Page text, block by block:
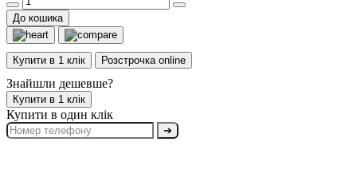
До кошика
Купити в 1 клік Розстрочка online
Знайшли дешевше?
Купити в 1 клік
Купити в один клік
➔